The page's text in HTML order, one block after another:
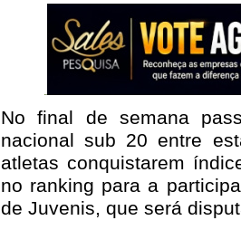
No final de semana
nacional sub 20 entre
atletas conquistarem
no ranking para a
de Juvenis, que será